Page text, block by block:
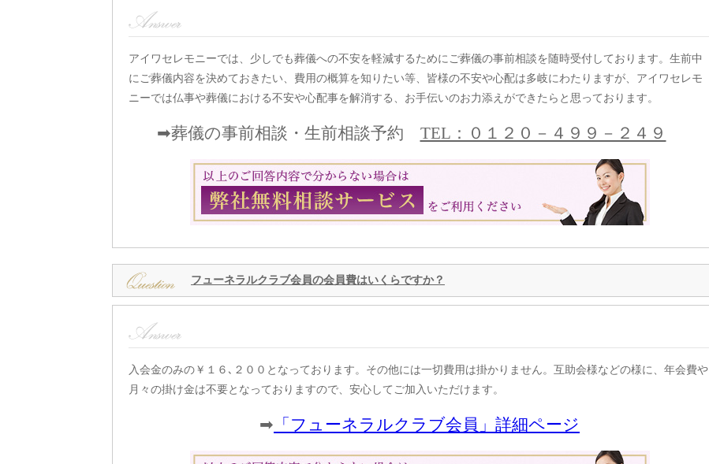
アイワセレモニーでは、少しでも葬儀への不安を軽減するためにご葬儀の事前相談を随時受付しております。生前中
にご葬儀内容を決めておきたい、費用の概算を知りたい等、皆様の不安や心配は多岐にわたりますが、アイワセレモ
ニーでは仏事や葬儀における不安や心配事を解消する、お手伝いのお力添えができたらと思っております。
➡葬儀の事前相談・生前相談予約 TEL：０１２０－４９９－２４９
フューネラルクラブ会員の会員費はいくらですか？
入会金のみの￥１６､２００となっております。その他には一切費用は掛かりません。互助会様などの様に、年会費や
月々の掛け金は不要となっておりますので、安心してご加入いただけます。
➡ 「フューネラルクラブ会員」詳細ページ